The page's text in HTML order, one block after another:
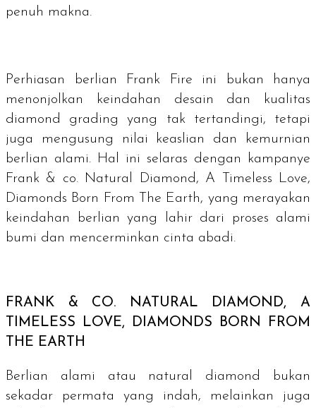
penuh makna.
Perhiasan berlian Frank Fire ini bukan hanya
menonjolkan keindahan desain dan kualitas
diamond grading
yang tak tertandingi, tetapi
juga mengusung nilai keaslian dan kemurnian
berlian alami. Hal ini selaras dengan kampanye
Frank & co. Natural Diamond, A Timeless Love,
Diamonds Born From The Earth, yang merayakan
keindahan berlian yang lahir dari proses alami
bumi dan mencerminkan cinta abadi.
FRANK & CO. NATURAL DIAMOND, A
TIMELESS LOVE, DIAMONDS BORN FROM
THE EARTH
Berlian alami atau natural diamond
bukan
sekadar permata yang indah, melainkan juga